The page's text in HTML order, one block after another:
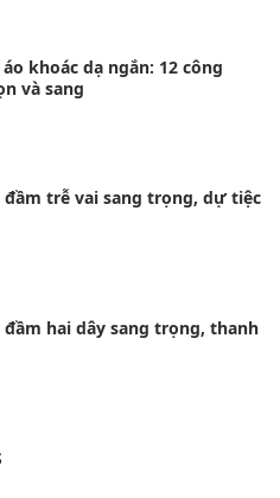
khoác dạ ngắn: 12 công
và sang
đầm trễ vai sang trọng, dự tiệc
đầm hai dây sang trọng, thanh